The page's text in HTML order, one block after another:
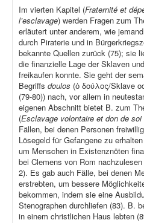
Im vierten Kapitel (Fraternité et
l’esclavage) werden Fragen zum
erläutert unter anderem, wie
durch Piraterie und in
bekannte Quellen zurück (75); sie
die finanzielle Lage der Sklaven
freikaufen konnte. Sie geht der
Begriffs doulos (ὁ δούλος/Sklave
(79-80)) nach, vor allem in
eigenen Abschnitt bietet B. zum
(Esclavage volontaire et don de soi
Fällen, bei denen Personen
Lösegeld für Gefangene zu
um Menschen in Existenznöten
bei Clemens von Rom
2). Es gab auch Fälle, bei denen
erstrebten, um bessere
bekommen, indem sie eine
Stenographen durchliefen (83). B.
in einem christlichen Haus lebten